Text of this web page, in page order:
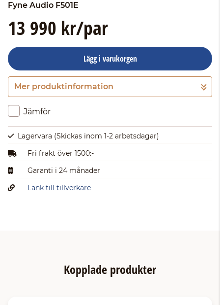
Fyne Audio F501E
13 990 kr/par
Lägg i varukorgen
Gå till kassan
Mer produktinformation
Jämför
Lagervara (Skickas inom 1-2 arbetsdagar)
Fri frakt över 1500:-
Garanti i 24 månader
Länk till tillverkare
Kopplade produkter